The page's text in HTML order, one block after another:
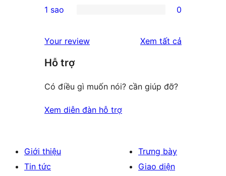
reviews
star
2-
reviews
star
reviews
1 sao 0
Your review Xem tất cả
Hỗ trợ
Có điều gì muốn nói? cần giúp đỡ?
Xem diễn đàn hỗ trợ
Giới thiệu
Tin tức
Trưng bày
Giao diện